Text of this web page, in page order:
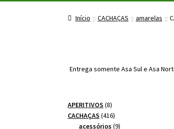
Início Carrinho Checkout Minha
Início CACHAÇAS amarelas
Entrega somente Asa Sul e Asa
APERITIVOS 88
produtos
CACHAÇAS 416416
produtos
acessórios 99